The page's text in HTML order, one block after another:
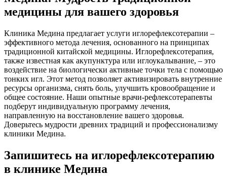
медицины для вашего здоровья
Клиника Медина предлагает услуги иглорефлексотерапии –
эффективного метода лечения, основанного на принципах
традиционной китайской медицины. Иглорефлексотерапия,
также известная как акупунктура или иглоукалывание, – это
воздействие на биологически активные точки тела с помощью
тонких игл. Этот метод позволяет активизировать внутренние
ресурсы организма, снять боль, улучшить кровообращение и
общее состояние. Наши опытные врачи-рефлексотерапевты
подберут индивидуальную программу лечения,
направленную на восстановление вашего здоровья.
Доверьтесь мудрости древних традиций и профессионализму
клиники Медина.
Запишитесь на иглорефлексотерапию
в клинике Медина